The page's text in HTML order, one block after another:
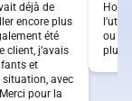
déjà de
encore plus
été
client, j’avais
et
situation, avec
pour la
ou
plus